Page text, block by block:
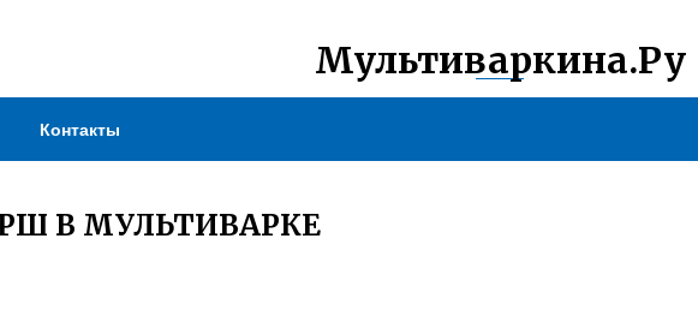
Мультиваркина.Ру
Контакты
В МУЛЬТИВАРКЕ